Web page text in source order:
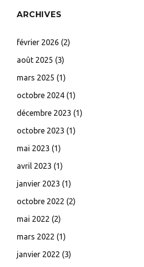
ARCHIVES
février 2026 (2)
août 2025 (3)
mars 2025 (1)
octobre 2024 (1)
décembre 2023 (1)
octobre 2023 (1)
mai 2023 (1)
avril 2023 (1)
janvier 2023 (1)
octobre 2022 (2)
mai 2022 (2)
mars 2022 (1)
janvier 2022 (3)